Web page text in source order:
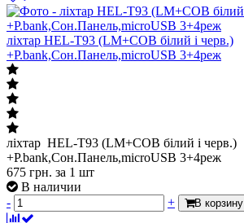
ліхтар HEL-T93 (LM+COB білий і черв.)
+P.bank,Сон.Панель,microUSB 3+4реж
ліхтар HEL-T93 (LM+COB білий і черв.)
+P.bank,Сон.Панель,microUSB 3+4реж
675 грн. за 1 шт
В наличии
-
+ В корзину